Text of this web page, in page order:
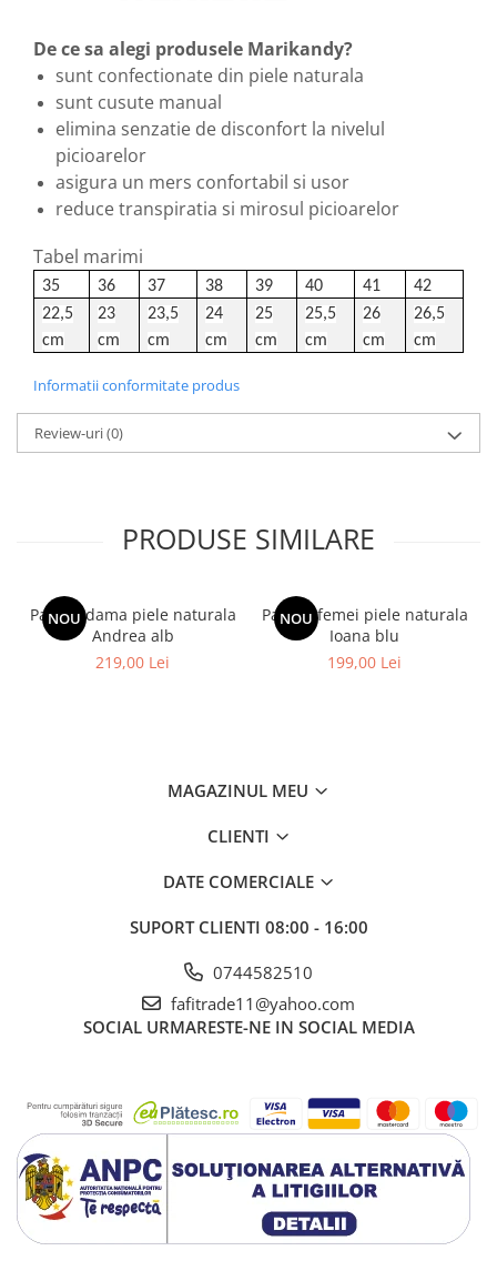
De ce sa alegi produsele Marikandy?
sunt confectionate din piele naturala
sunt cusute manual
elimina senzatie de disconfort la nivelul
picioarelor
asigura un mers confortabil si usor
reduce transpiratia si mirosul picioarelor
Tabel marimi
35 36 37 38 39 40 41
42
22,5
cm
23
cm
23,5
cm
24
cm
25
cm
25,5
cm
26
cm
26,5
cm
Informatii conformitate produs
Review-uri(0)
PRODUSE SIMILARE
NOU
Pantofi dama piele naturala
Andrea alb
219,00 Lei
NOU
Pantofi femei piele naturala
Ioana blu
199,00 Lei
MAGAZINUL MEU
CLIENTI
DATE COMERCIALE
SUPORT CLIENTI 08:00 - 16:00
0744582510
fafitrade11@yahoo.com
SOCIAL URMARESTE-NE IN SOCIAL MEDIA